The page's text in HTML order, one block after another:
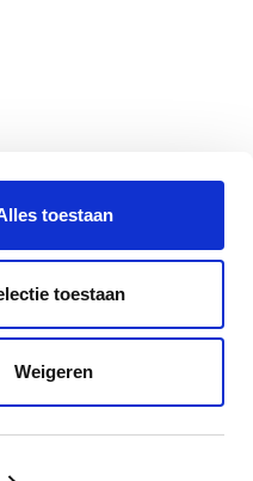
toestaan
toestaan
Weigeren